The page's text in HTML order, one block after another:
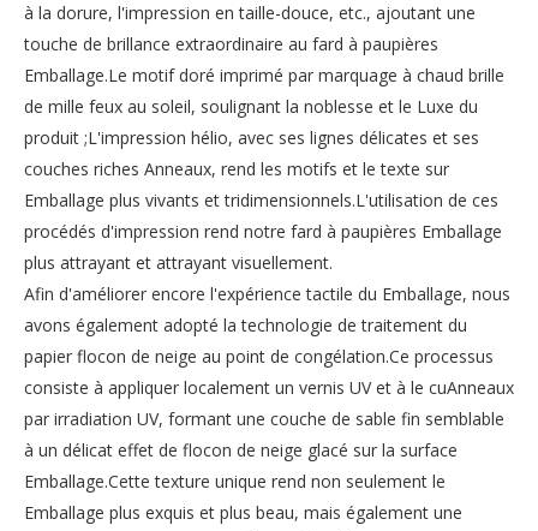
à la dorure, l'impression en taille-douce, etc., ajoutant une
touche de brillance extraordinaire au fard à paupières
Emballage.Le motif doré imprimé par marquage à chaud brille
de mille feux au soleil, soulignant la noblesse et le Luxe du
produit ;L'impression hélio, avec ses lignes délicates et ses
couches riches Anneaux, rend les motifs et le texte sur
Emballage plus vivants et tridimensionnels.L'utilisation de ces
procédés d'impression rend notre fard à paupières Emballage
plus attrayant et attrayant visuellement.
Afin d'améliorer encore l'expérience tactile du Emballage, nous
avons également adopté la technologie de traitement du
papier flocon de neige au point de congélation.Ce processus
consiste à appliquer localement un vernis UV et à le cuAnneaux
par irradiation UV, formant une couche de sable fin semblable
à un délicat effet de flocon de neige glacé sur la surface
Emballage.Cette texture unique rend non seulement le
Emballage plus exquis et plus beau, mais également une